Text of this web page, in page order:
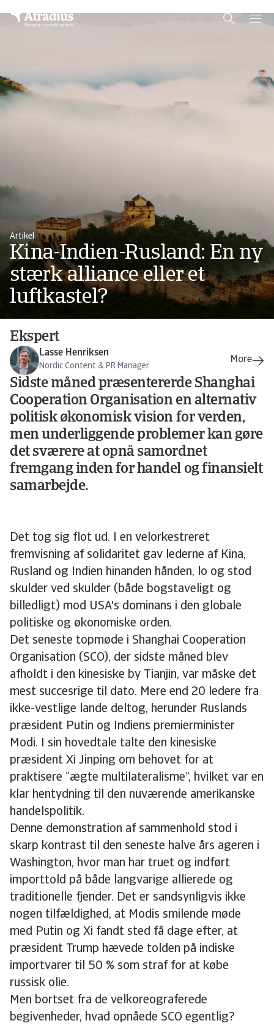
Artikel
Kina-Indien-Rusland: En ny
stærk alliance eller et
luftkastel?
Ekspert
Lasse Henriksen
Nordic Content & PR Manager
Sidste måned præsentererde Shanghai
Cooperation Organisation en alternativ
politisk økonomisk vision for verden,
men underliggende problemer kan gøre
det sværere at opnå samordnet
fremgang inden for handel og finansielt
samarbejde.
Det tog sig flot ud. I en velorkestreret
fremvisning af solidaritet gav lederne af Kina,
Rusland og Indien hinanden hånden, lo og stod
skulder ved skulder (både bogstaveligt og
billedligt) mod USA's dominans i den globale
politiske og økonomiske orden.
Det seneste topmøde i Shanghai Cooperation
Organisation (SCO), der sidste måned blev
afholdt i den kinesiske by Tianjin, var måske det
mest succesrige til dato. Mere end 20 ledere fra
ikke-vestlige lande deltog, herunder Ruslands
præsident Putin og Indiens premierminister
Modi. I sin hovedtale talte den kinesiske
præsident Xi Jinping om behovet for at
praktisere “ægte multilateralisme”, hvilket var en
klar hentydning til den nuværende amerikanske
handelspolitik.
Denne demonstration af sammenhold stod i
skarp kontrast til den seneste halve års ageren i
Washington, hvor man har truet og indført
importtold på både langvarige allierede og
traditionelle fjender. Det er sandsynligvis ikke
nogen tilfældighed, at Modis smilende møde
med Putin og Xi fandt sted få dage efter, at
præsident Trump hævede tolden på indiske
importvarer til 50 % som straf for at købe
russisk olie.
Men bortset fra de velkoreograferede
begivenheder, hvad opnåede SCO egentlig?